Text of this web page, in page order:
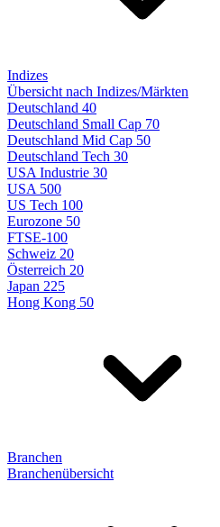
Indizes
Übersicht nach Indizes/Märkten
Deutschland 40
Deutschland Small Cap 70
Deutschland Mid Cap 50
Deutschland Tech 30
USA Industrie 30
USA 500
US Tech 100
Eurozone 50
FTSE-100
Schweiz 20
Österreich 20
Japan 225
Hong Kong 50
Branchen
Branchenübersicht